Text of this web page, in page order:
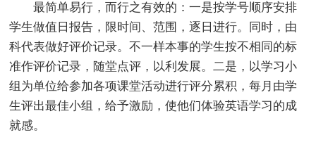
最简单易行，而行之有效的：一是按学号顺序安排
学生做值日报告，限时间、范围，逐日进行。同时，由
科代表做好评价记录。不一样本事的学生按不相同的标
准作评价记录，随堂点评，以利发展。二是，以学习小
组为单位给参加各项课堂活动进行评分累积，每月由学
生评出最佳小组，给予激励，使他们体验英语学习的成
就感。